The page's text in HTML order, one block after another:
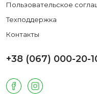
Пользовательское
Техподдержка
Контакты
+38 (067) 000-20-